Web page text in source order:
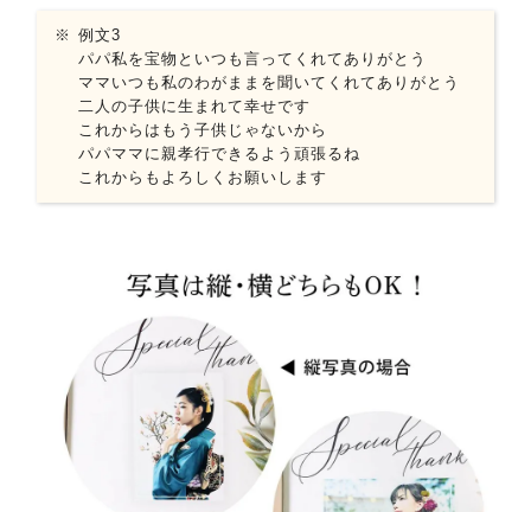
例文3
パパ私を宝物といつも言ってくれてありがとう
ママいつも私のわがままを聞いてくれてありがとう
二人の子供に生まれて幸せです
これからはもう子供じゃないから
パパママに親孝行できるよう頑張るね
これからもよろしくお願いします